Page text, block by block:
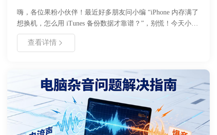
嗨，各位果粉小伙伴！最近好多朋友问小编 “iPhone 内存满了
想换机，怎么用 iTunes 备份数据才靠谱？”，别慌！今天小编
就用自己的电脑（Windows 10 系统，iTunes 已更到最新
版），带大家一步步搞定备份，小白也能轻松学会～
查看详情